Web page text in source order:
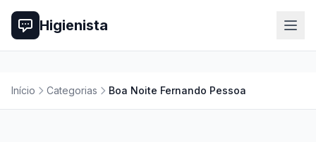
Higienista
Início Categorias Boa Noite Fernando Pessoa